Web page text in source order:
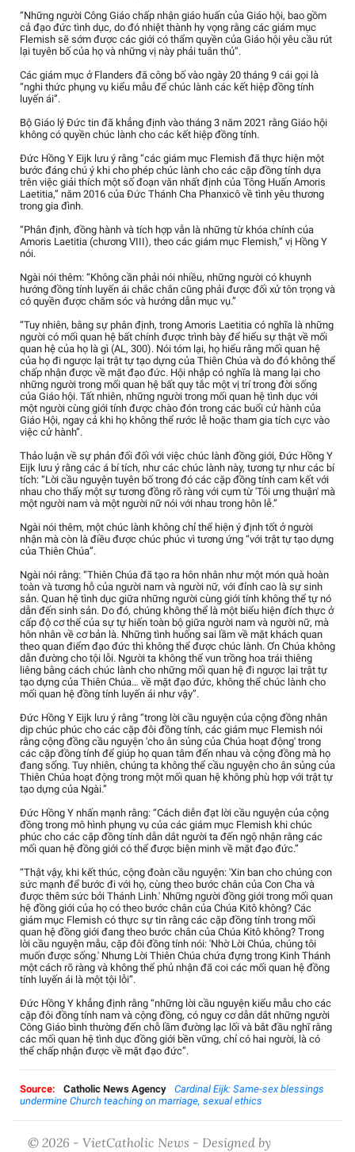
“Những người Công Giáo chấp nhận giáo huấn của Giáo hội, bao gồm
cả đạo đức tình dục, do đó nhiệt thành hy vọng rằng các giám mục
Flemish sẽ sớm được các giới có thẩm quyền của Giáo hội yêu cầu rút
lại tuyên bố của họ và những vị này phải tuân thủ”.
Các giám mục ở Flanders đã công bố vào ngày 20 tháng 9 cái gọi là
“nghi thức phụng vụ kiểu mẫu để chúc lành các kết hiệp đồng tính
luyến ái”.
Bộ Giáo lý Đức tin đã khẳng định vào tháng 3 năm 2021 rằng Giáo hội
không có quyền chúc lành cho các kết hiệp đồng tính.
Đức Hồng Y Eijk lưu ý rằng “các giám mục Flemish đã thực hiện một
bước đáng chú ý khi cho phép chúc lành cho các cặp đồng tính dựa
trên việc giải thích một số đoạn văn nhất định của Tông Huấn Amoris
Laetitia,” năm 2016 của Đức Thánh Cha Phanxicô về tình yêu thương
trong gia đình.
“Phân định, đồng hành và tích hợp vẫn là những từ khóa chính của
Amoris Laetitia (chương VIII), theo các giám mục Flemish,” vị Hồng Y
nói.
Ngài nói thêm: “Không cần phải nói nhiều, những người có khuynh
hướng đồng tính luyến ái chắc chắn cũng phải được đối xử tôn trọng và
có quyền được chăm sóc và hướng dẫn mục vụ.”
“Tuy nhiên, bằng sự phân định, trong Amoris Laetitia có nghĩa là những
người có mối quan hệ bất chính được trình bày để hiểu sự thật về mối
quan hệ của họ là gì (AL, 300). Nói tóm lại, họ hiểu rằng mối quan hệ
của họ đi ngược lại trật tự tạo dựng của Thiên Chúa và do đó không thể
chấp nhận được về mặt đạo đức. Hội nhập có nghĩa là mang lại cho
những người trong mối quan hệ bất quy tắc một vị trí trong đời sống
của Giáo hội. Tất nhiên, những người trong mối quan hệ tình dục với
một người cùng giới tính được chào đón trong các buổi cử hành của
Giáo Hội, ngay cả khi họ không thể rước lễ hoặc tham gia tích cực vào
việc cử hành”.
Thảo luận về sự phản đối đối với việc chúc lành đồng giới, Đức Hồng Y
Eijk lưu ý rằng các á bí tích, như các chúc lành này, tương tự như các bí
tích: “Lời cầu nguyện tuyên bố trong đó các cặp đồng tính cam kết với
nhau cho thấy một sự tương đồng rõ ràng với cụm từ 'Tôi ưng thuận' mà
một người nam và một người nữ nói với nhau trong hôn lễ.”
Ngài nói thêm, một chúc lành không chỉ thể hiện ý định tốt ở người
nhận mà còn là điều được chúc phúc vì tương ứng “với trật tự tạo dựng
của Thiên Chúa”.
Ngài nói rằng: “Thiên Chúa đã tạo ra hôn nhân như một món quà hoàn
toàn và tương hỗ của người nam và người nữ, với đỉnh cao là sự sinh
sản. Quan hệ tình dục giữa những người cùng giới tính không thể tự nó
dẫn đến sinh sản. Do đó, chúng không thể là một biểu hiện đích thực ở
cấp độ cơ thể của sự tự hiến toàn bộ giữa người nam và người nữ, mà
hôn nhân về cơ bản là. Những tình huống sai lầm về mặt khách quan
theo quan điểm đạo đức thì không thể được chúc lành. Ơn Chúa không
dẫn đường cho tội lỗi. Người ta không thể vun trồng hoa trái thiêng
liêng bằng cách chúc lành cho những mối quan hệ đi ngược lại trật tự
tạo dựng của Thiên Chúa… về mặt đạo đức, không thể chúc lành cho
mối quan hệ đồng tính luyến ái như vậy”.
Đức Hồng Y Eijk lưu ý rằng “trong lời cầu nguyện của cộng đồng nhân
dịp chúc phúc cho các cặp đôi đồng tính, các giám mục Flemish nói
rằng cộng đồng cầu nguyện 'cho ân sủng của Chúa hoạt động' trong
các cặp đồng tính để giúp họ quan tâm đến nhau và cộng đồng mà họ
đang sống. Tuy nhiên, chúng ta không thể cầu nguyện cho ân sủng của
Thiên Chúa hoạt động trong một mối quan hệ không phù hợp với trật tự
tạo dựng của Ngài.”
Đức Hồng Y nhấn mạnh rằng: “Cách diễn đạt lời cầu nguyện của cộng
đồng trong mô hình phụng vụ của các giám mục Flemish khi chúc
phúc cho các cặp đồng tính dẫn dắt người ta đến ngộ nhận rằng các
mối quan hệ đồng giới có thể được biện minh về mặt đạo đức.”
“Thật vậy, khi kết thúc, cộng đoàn cầu nguyện: 'Xin ban cho chúng con
sức mạnh để bước đi với họ, cùng theo bước chân của Con Cha và
được thêm sức bởi Thánh Linh.' Những người đồng giới trong mối quan
hệ đồng giới của họ có theo bước chân của Chúa Kitô không? Các
giám mục Flemish có thực sự tin rằng các cặp đồng tính trong mối
quan hệ đồng giới đang theo bước chân của Chúa Kitô không? Trong
lời cầu nguyện mẫu, cặp đôi đồng tính nói: 'Nhờ Lời Chúa, chúng tôi
muốn được sống.' Nhưng Lời Thiên Chúa chứa đựng trong Kinh Thánh
một cách rõ ràng và không thể phủ nhận đã coi các mối quan hệ đồng
tính luyến ái là một tội lỗi”.
Đức Hồng Y khẳng định rằng “những lời cầu nguyện kiểu mẫu cho các
cặp đôi đồng tính nam và cộng đồng, có nguy cơ dẫn dắt những người
Công Giáo bình thường đến chỗ lầm đường lạc lối và bắt đầu nghĩ rằng
các mối quan hệ tình dục đồng giới bền vững, chỉ có hai người, là có
thể chấp nhận được về mặt đạo đức”.
Source: Catholic News Agency
Cardinal Eijk: Same-sex blessings
undermine Church teaching on marriage, sexual ethics
© 2026 - VietCatholic News - Designed by